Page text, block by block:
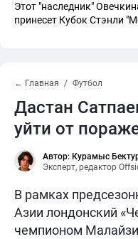
Этот "наследник"
принесет Кубок Стэнли
← Главная Футбол
Дастан
уйти от
Автор: Курамыс
Эксперт, редактор
В рамках
Азии лондонский
чемпионом